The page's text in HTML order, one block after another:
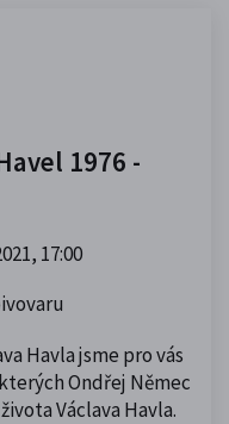
1976 -
17:00
Havla jsme pro vás
Ondřej Němec
Václava Havla.